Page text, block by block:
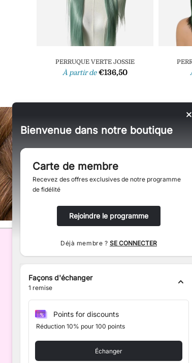
PERRUQUE VERTE JOSSIE
À partir de €136,50
EMMA'S WIGS
Bienvenue dans notre boutique
Carte de membre
Recevez des offres exclusives de notre programme
de fidélité
Rejoindre le programme
Déjà membre ? SE CONNECTER
Façons d'échanger
1 remise
Points for discounts
Réduction 10% pour 100 points
Échanger